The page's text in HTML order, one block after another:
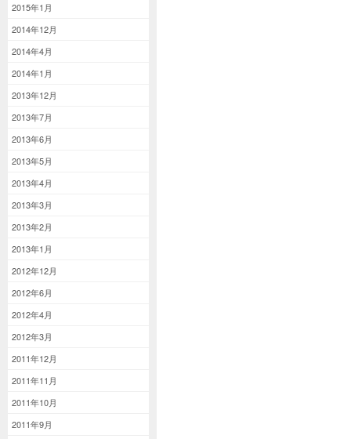
2015年1月
2014年12月
2014年4月
2014年1月
2013年12月
2013年7月
2013年6月
2013年5月
2013年4月
2013年3月
2013年2月
2013年1月
2012年12月
2012年6月
2012年4月
2012年3月
2011年12月
2011年11月
2011年10月
2011年9月